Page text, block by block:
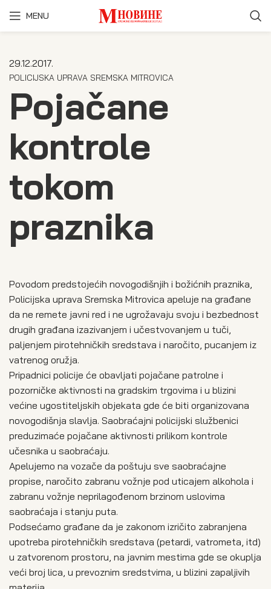
MENU
29.12.2017.
POLICIJSKA UPRAVA SREMSKA MITROVICA
Pojačane
kontrole
tokom
praznika
Povodom predstojećih novogodišnjih i božićnih praznika,
Policijska uprava Sremska Mitrovica apeluje na građane
da ne remete javni red i ne ugrožavaju svoju i bezbednost
drugih građana izazivanjem i učestvovanjem u tuči,
paljenjem pirotehničkih sredstava i naročito, pucanjem iz
vatrenog oružja.
Pripadnici policije će obavljati pojačane patrolne i
pozorničke aktivnosti na gradskim trgovima i u blizini
većine ugostiteljskih objekata gde će biti organizovana
novogodišnja slavlja. Saobraćajni policijski službenici
preduzimaće pojačane aktivnosti prilikom kontrole
učesnika u saobraćaju.
Apelujemo na vozače da poštuju sve saobraćajne
propise, naročito zabranu vožnje pod uticajem alkohola i
zabranu vožnje neprilagođenom brzinom uslovima
saobraćaja i stanju puta.
Podsećamo građane da je zakonom izričito zabranjena
upotreba pirotehničkih sredstava (petardi, vatrometa, itd)
u zatvorenom prostoru, na javnim mestima gde se okuplja
veći broj lica, u prevoznim sredstvima, u blizini zapaljivih